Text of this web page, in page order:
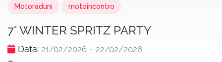
Motoraduni motoincontro
7° WINTER SPRITZ PARTY
Data: 21/02/2026 - 22/02/2026